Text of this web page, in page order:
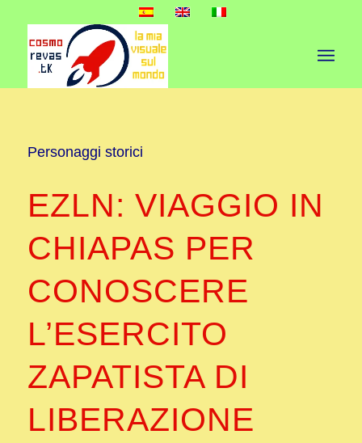
Personaggi storici
EZLN: VIAGGIO IN
CHIAPAS PER
CONOSCERE
L’ESERCITO
ZAPATISTA DI
LIBERAZIONE